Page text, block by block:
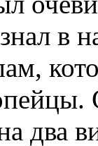
в
два